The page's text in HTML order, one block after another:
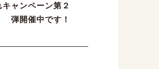
ャンペーン第２
弾開催中です！